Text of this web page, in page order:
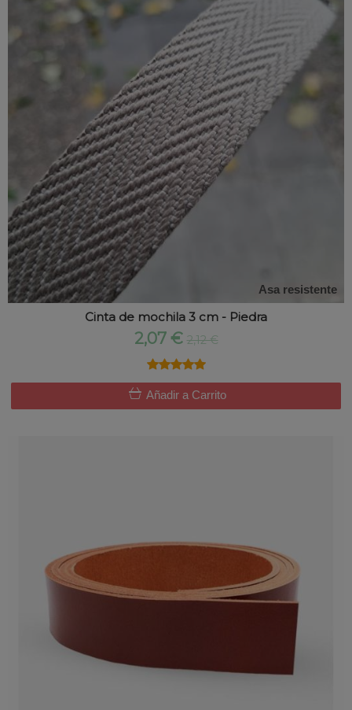
Asa resistente
Cinta de mochila 3 cm - Piedra
2,07 € 2,12 €
★★★★★
★★★★★
Añadir a Carrito